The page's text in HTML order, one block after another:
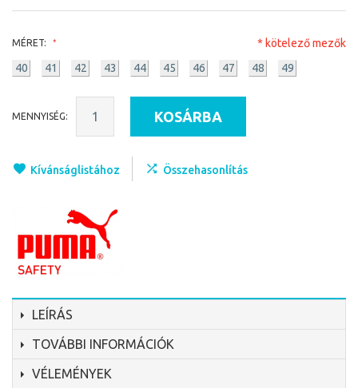
MÉRET:
40 41 42 43 44 45 46 47 48 49
* kötelező mezők
MENNYISÉG: KOSÁRBA
Kívánságlistához Összehasonlítás
LEÍRÁS
TOVÁBBI INFORMÁCIÓK
VÉLEMÉNYEK